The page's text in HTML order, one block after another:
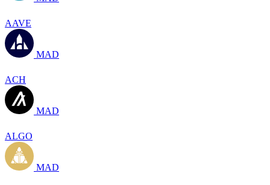
AAVE
MAD
ACH
MAD
ALGO
MAD